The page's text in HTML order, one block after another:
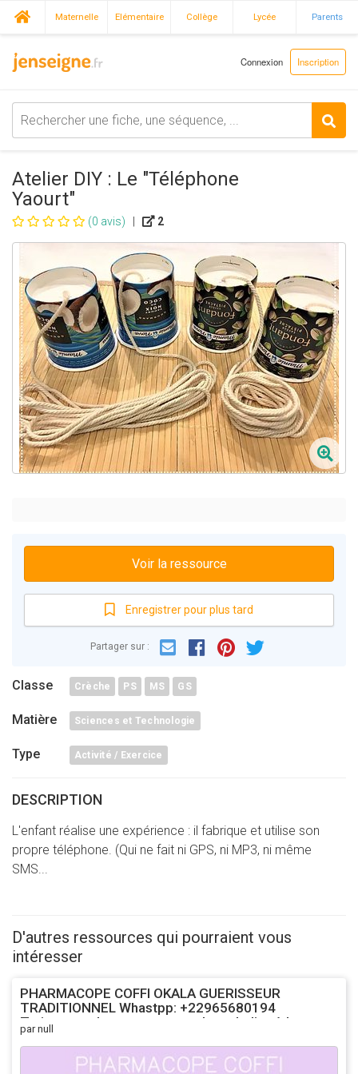
Maternelle Elémentaire Collège Lycée Parents
Connexion Inscription
Atelier DIY : Le "Téléphone
Yaourt"
(0 avis) 2
Classe Crèche PS MS GS
Matière Sciences et Technologie
Type Activité / Exercice
Voir la ressource
Enregistrer pour plus tard
Partager sur : EmailFacebook
Pinterest
DESCRIPTION
L'enfant réalise une expérience : il fabrique et utilise son
propre téléphone. (Qui ne fait ni GPS, ni MP3, ni même
SMS...
D'autres ressources qui pourraient vous
intéresser
PHARMACOPE COFFI OKALA GUERISSEUR
TRADITIONNEL Whastpp: +22965680194
Traitement de toutes sortes de maladies à base
des Plantes ; Racines; Écosses et des Fleurs VOICI
QUELQUES LISTES DES MALADIES QUE NOUS
TRAITONS 1-Les Hémorroides 19- L'asthme (la
par null